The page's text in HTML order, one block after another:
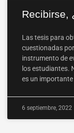
Recibirse,
Las tesis para
cuestionadas
instrumento de
los estudiantes.
es un
6 septiembre, 2022